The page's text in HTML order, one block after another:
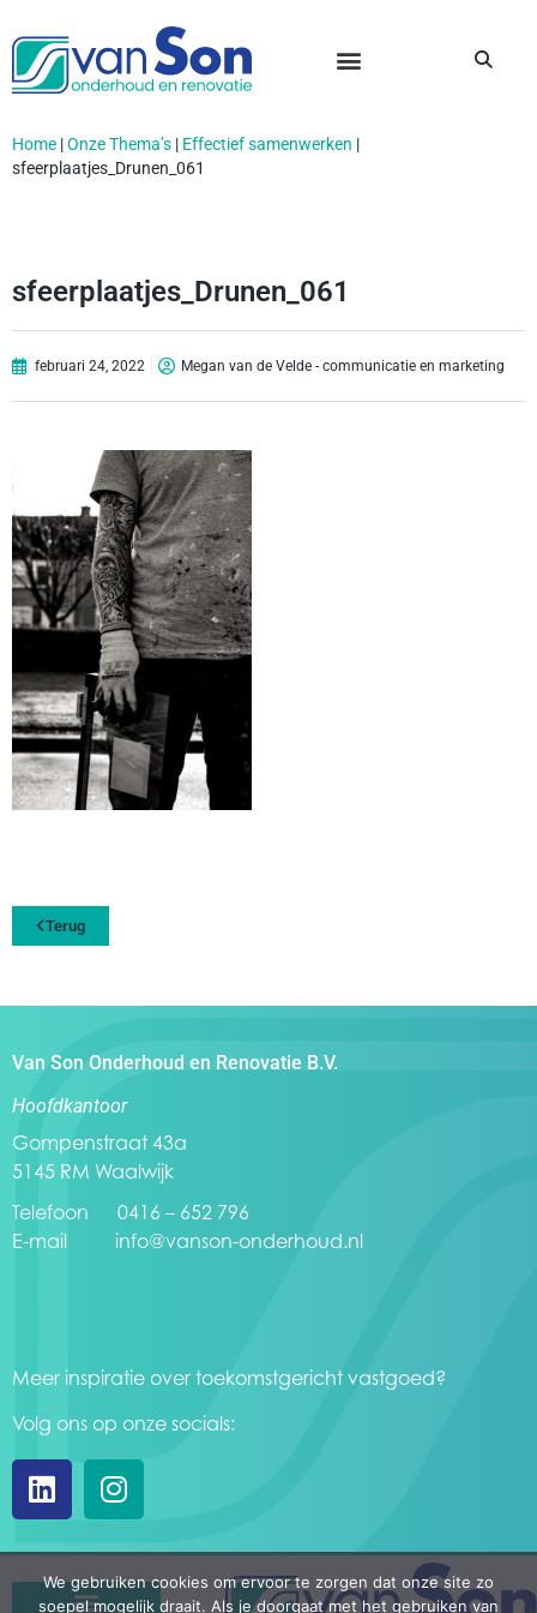
Home |Onze Thema’s | Effectief samenwerken |
sfeerplaatjes_Drunen_061
sfeerplaatjes_Drunen_061
februari 24, 2022 Megan van de Velde - communicatie en marketing
Terug
Van Son Onderhoud en Renovatie B.V.
Hoofdkantoor
Gompenstraat 43a
5145 RM Waalwijk
Telefoon 0416 – 652 796
E-mail info@vanson-onderhoud.nl
Meer inspiratie over toekomstgericht vastgoed?
Volg ons op onze socials:
We gebruiken cookies om ervoor te zorgen dat onze site zo
soepel mogelijk draait. Als je doorgaat met het gebruiken van